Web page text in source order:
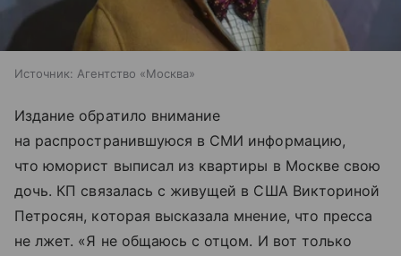
Источник: Агентство «Москва»
Издание обратило внимание
на распространившуюся в СМИ информацию,
что юморист выписал из квартиры в Москве свою
дочь. КП связалась с живущей в США Викториной
Петросян, которая высказала мнение, что пресса
не лжет. «Я не общаюсь с отцом. И вот только